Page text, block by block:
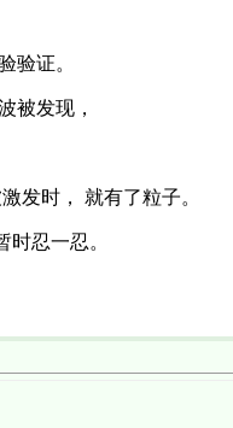
验证。
被发现，
发时， 就有了粒子。
忍一忍。